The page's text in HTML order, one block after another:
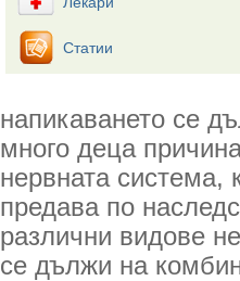
Статии
напикаването се
много деца
нервната система,
предава по
различни видове
се дължи на